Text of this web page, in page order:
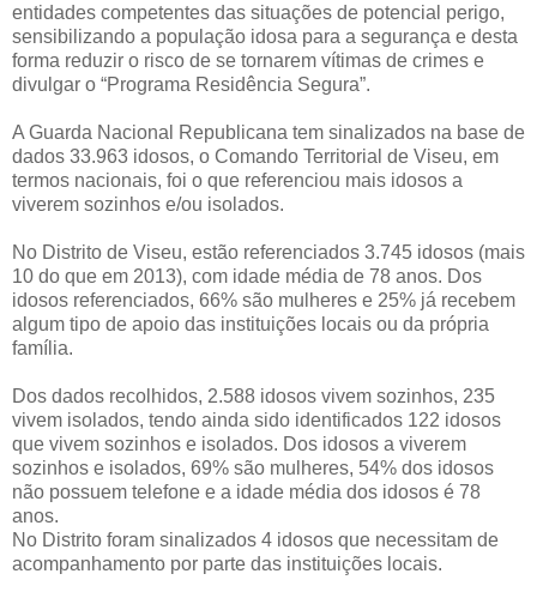
entidades competentes das situações de potencial perigo,
sensibilizando a população idosa para a segurança e desta
forma reduzir o risco de se tornarem vítimas de crimes e
divulgar o “Programa Residência Segura”.
A Guarda Nacional Republicana tem sinalizados na base de
dados 33.963 idosos, o Comando Territorial de Viseu, em
termos nacionais, foi o que referenciou mais idosos a
viverem sozinhos e/ou isolados.
No Distrito de Viseu, estão referenciados 3.745 idosos (mais
10 do que em 2013), com idade média de 78 anos. Dos
idosos referenciados, 66% são mulheres e 25% já recebem
algum tipo de apoio das instituições locais ou da própria
família.
Dos dados recolhidos, 2.588 idosos vivem sozinhos, 235
vivem isolados, tendo ainda sido identificados 122 idosos
que vivem sozinhos e isolados. Dos idosos a viverem
sozinhos e isolados, 69% são mulheres, 54% dos idosos
não possuem telefone e a idade média dos idosos é 78
anos.
No Distrito foram sinalizados 4 idosos que necessitam de
acompanhamento por parte das instituições locais.